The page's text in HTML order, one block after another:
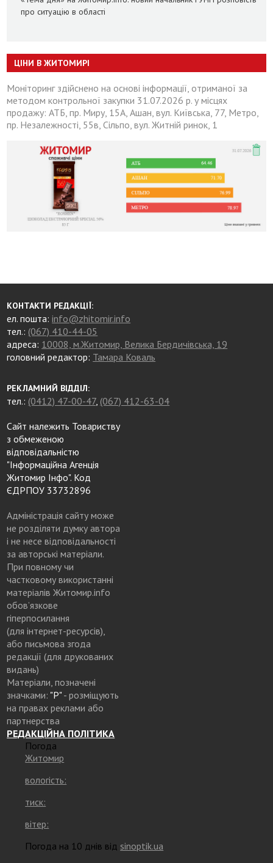
про ситуацію в області
ЦІНИ В ЖИТОМИРІ
Моніторинг здійснено на основі інформації, отриманої за
методом контрольної закупки 31.07.2026 р. у місцях
продажу: АТБ, пр. Миру, 15А, Ашан, вул. Київська, 77, Метро,
пр. Незалежності, 55в, Сільпо, вул. Житній ринок, 1
КОНТАКТИ РЕДАКЦІЇ:
ел. пошта:info@zhitomir.info
тел.: (067) 410-44-05
адреса: 10008, м.Житомир, Велика Бердичівська, 19
головний редактор: Тамара Коваль
РЕКЛАМНИЙ ВІДДІЛ:
тел.: (0412) 47-00-47, (067) 412-63-04
Сайт належить Товариству
з обмеженою
відповідальністю
"Інформаційна Агенція
Житомир Інфо". Код
ЄДРПОУ 33732896
Адміністрація сайту може
не розділяти думку автора
і не несе відповідальності
за авторські матеріали.
При повному чи
частковому використанні
матеріалів Житомир.info
обов’язкове
гіперпосилання
(для інтернет-ресурсів),
або письмова згода
редакції (для друкованих
видань)
Матеріали, позначені
значками: "Р"- розміщують
на правах реклами або
партнерства
РЕДАКЦІЙНА ПОЛІТИКА
Погода
Житомир
вологість:
тиск:
вітер:
Погода на 10 днів від sinoptik.ua